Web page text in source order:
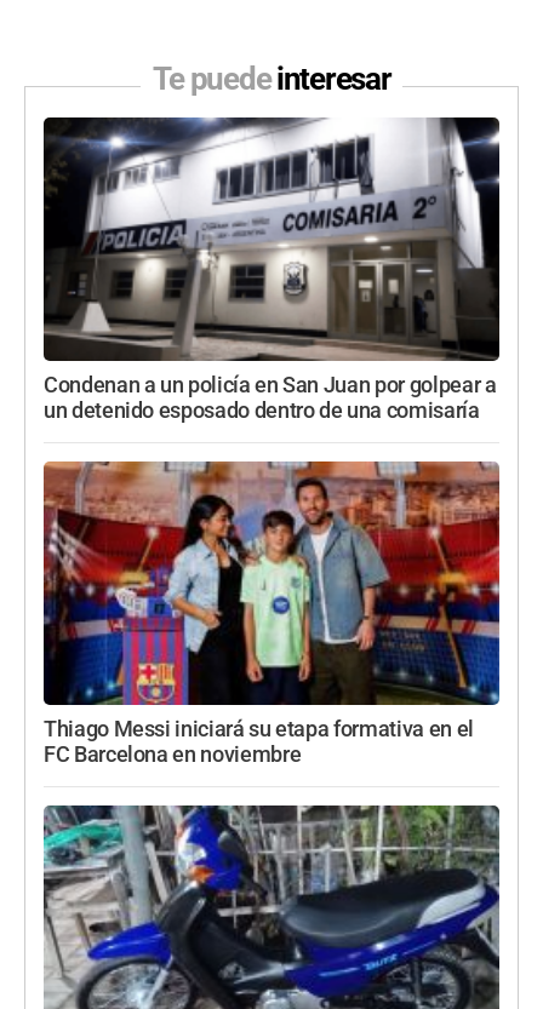
Te puedeinteresar
Condenan a un policía en San Juan por golpear a
un detenido esposado dentro de una comisaría
Thiago Messi iniciará su etapa formativa en el
FC Barcelona en noviembre